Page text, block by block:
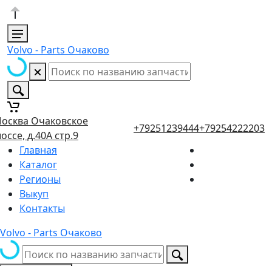
Volvo - Parts Очаково
Очаковское
д.40А стр.9
+79251239444+79254222203
Главная
Каталог
Регионы
Выкуп
Контакты
Volvo - Parts Очаково